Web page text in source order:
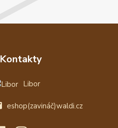
Kontakty
Libor
eshop(zavináč)waldi.cz